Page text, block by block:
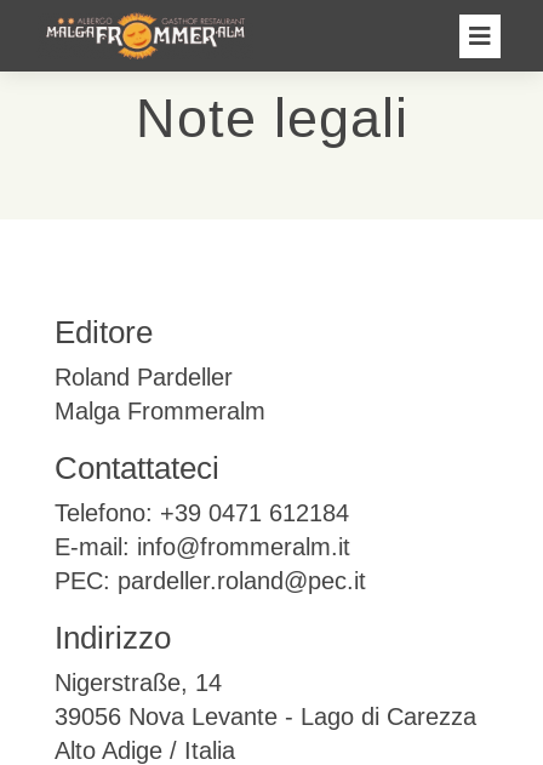

Note legali
Editore
Roland Pardeller
Malga Frommeralm
Contattateci
Telefono: +39 0471 612184
E-mail: info@frommeralm.it
PEC: pardeller.roland@pec.it
Indirizzo
Nigerstraße, 14
39056 Nova Levante - Lago di Carezza
Alto Adige / Italia